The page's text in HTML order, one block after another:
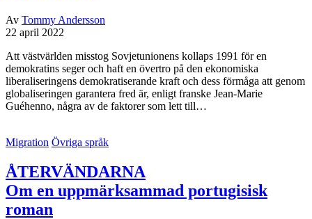
Av Tommy Andersson
22 april 2022
Att västvärlden misstog Sovjetunionens kollaps 1991 för en
demokratins seger och haft en övertro på den ekonomiska
liberaliseringens demokratiserande kraft och dess förmåga att genom
globaliseringen garantera fred är, enligt franske Jean-Marie
Guéhenno, några av de faktorer som lett till…
Migration Övriga språk
ÅTERVÄNDARNA
Om en uppmärksammad portugisisk
roman